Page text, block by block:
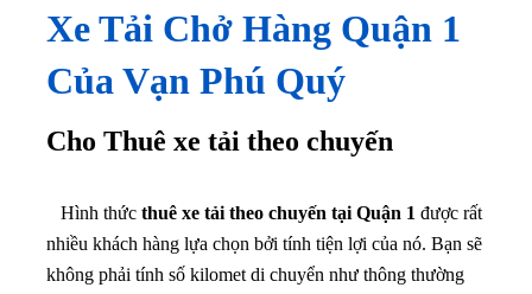
Xe Tải Chở Hàng Quận 1
Của Vạn Phú Quý
Cho Thuê xe tải theo chuyến
Hình thức thuê xe tải theo chuyến tại Quận 1 được rất
nhiều khách hàng lựa chọn bởi tính tiện lợi của nó. Bạn sẽ
không phải tính số kilomet di chuyển như thông thường